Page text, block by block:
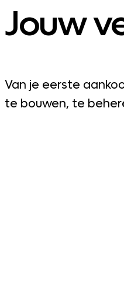
Jouw
Van je eerste
te bouwen, te